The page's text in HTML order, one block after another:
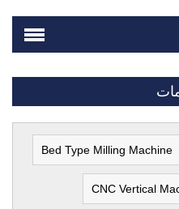
Bed Type Milling Machine
CNC Vertical